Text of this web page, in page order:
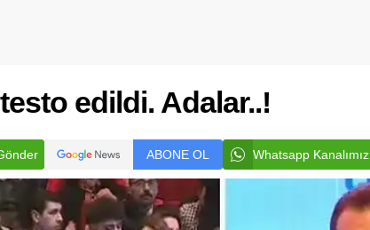
edildi. Adalar..!
ABONE OL Whatsapp Kanalımız